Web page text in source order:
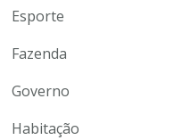
Esporte
Fazenda
Governo
Habitação